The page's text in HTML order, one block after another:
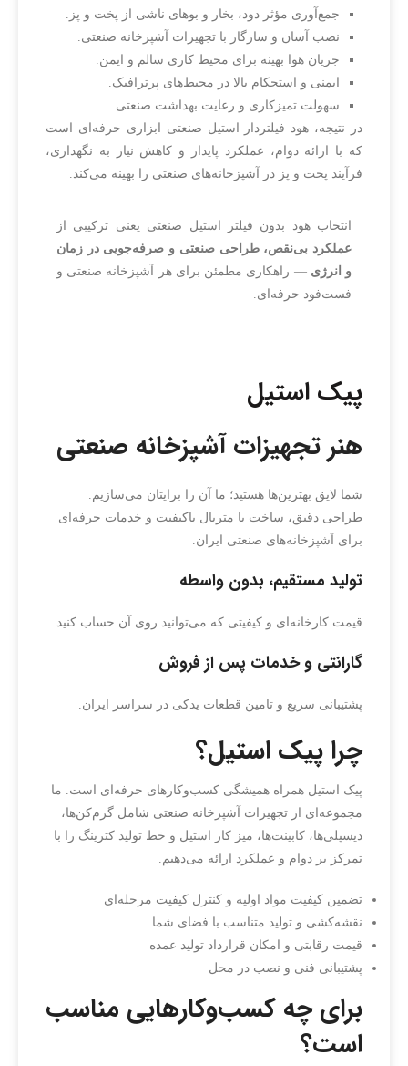
جمع‌آوری مؤثر دود، بخار و بوهای ناشی از پخت و پز.
نصب آسان و سازگار با تجهیزات آشپزخانه صنعتی.
جریان هوا بهینه برای محیط کاری سالم و ایمن.
ایمنی و استحکام بالا در محیط‌های پرترافیک.
سهولت تمیزکاری و رعایت بهداشت صنعتی.
در نتیجه، هود فیلتردار استیل صنعتی ابزاری حرفه‌ای است
که با ارائه دوام، عملکرد پایدار و کاهش نیاز به نگهداری،
فرآیند پخت و پز در آشپزخانه‌های صنعتی را بهینه می‌کند.
انتخاب هود بدون فیلتر استیل صنعتی یعنی ترکیبی از
عملکرد بی‌نقص، طراحی صنعتی و صرفه‌جویی در زمان
و انرژی — راهکاری مطمئن برای هر آشپزخانه صنعتی و
فست‌فود حرفه‌ای.
پیک استیل
هنر تجهیزات آشپزخانه صنعتی
شما لایق بهترین‌ها هستید؛ ما آن را برایتان می‌سازیم.
طراحی دقیق، ساخت با متریال باکیفیت و خدمات حرفه‌ای
برای آشپزخانه‌های صنعتی ایران.
تولید مستقیم، بدون واسطه
قیمت کارخانه‌ای و کیفیتی که می‌توانید روی آن حساب کنید.
گارانتی و خدمات پس از فروش
پشتیبانی سریع و تامین قطعات یدکی در سراسر ایران.
چرا پیک استیل؟
پیک استیل همراه همیشگی کسب‌وکارهای حرفه‌ای است. ما
مجموعه‌ای از تجهیزات آشپزخانه صنعتی شامل گرم‌کن‌ها،
دیسپلی‌ها، کابینت‌ها، میز کار استیل و خط تولید کترینگ را با
تمرکز بر دوام و عملکرد ارائه می‌دهیم.
تضمین کیفیت مواد اولیه و کنترل کیفیت مرحله‌ای
نقشه‌کشی و تولید متناسب با فضای شما
قیمت رقابتی و امکان قرارداد تولید عمده
پشتیبانی فنی و نصب در محل
برای چه کسب‌وکارهایی مناسب
است؟